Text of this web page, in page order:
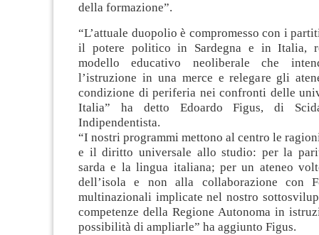
della formazione”.
“L’attuale duopolio è compromesso con i
il potere politico in Sardegna e in Italia,
modello educativo neoliberale che
l’istruzione in una merce e relegare gli
condizione di periferia nei confronti delle
Italia” ha detto Edoardo Figus, di
Indipendentista.
“I nostri programmi mettono al centro le
e il diritto universale allo studio: per la
sarda e la lingua italiana; per un ateneo
dell’isola e non alla collaborazione con
multinazionali implicate nel nostro
competenze della Regione Autonoma in
possibilità di ampliarle” ha aggiunto Figus.